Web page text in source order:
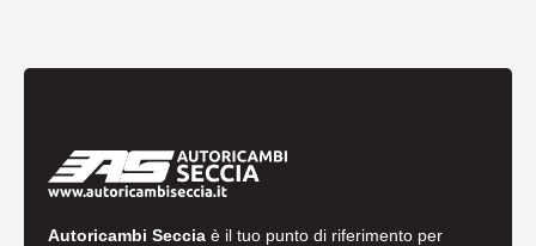
Autoricambi Seccia è il tuo punto di riferimento per